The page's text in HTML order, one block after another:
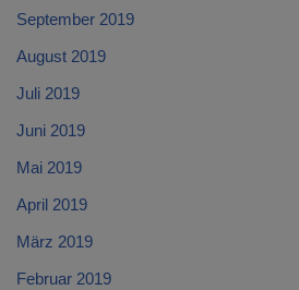
September 2019
August 2019
Juli 2019
Juni 2019
Mai 2019
April 2019
März 2019
Februar 2019